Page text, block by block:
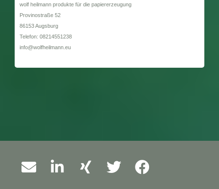
wolf heilmann produkte für die papiererzeugung
Provinostraße 52
86153 Augsburg
Telefon: 08214551238
info@wolfheilmann.eu